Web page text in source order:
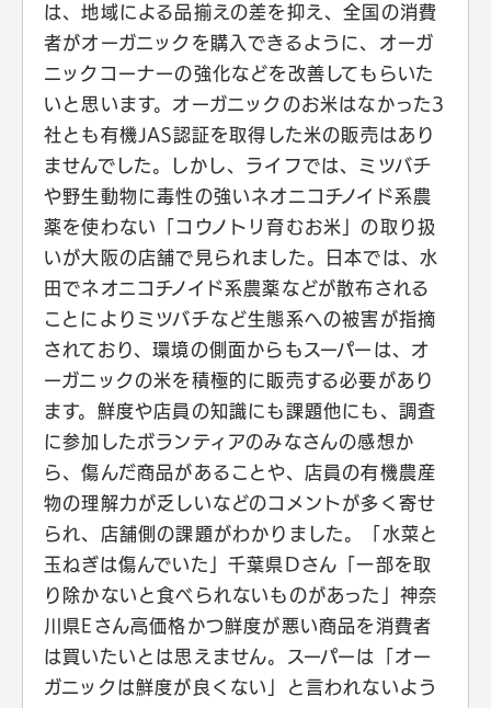
は、地域による品揃えの差を抑え、全国の消費
者がオーガニックを購入できるように、オーガ
ニックコーナーの強化などを改善してもらいた
いと思います。オーガニックのお米はなかった3
社とも有機JAS認証を取得した米の販売はあり
ませんでした。しかし、ライフでは、ミツバチ
や野生動物に毒性の強いネオニコチノイド系農
薬を使わない「コウノトリ育むお米」の取り扱
いが大阪の店舗で見られました。日本では、水
田でネオニコチノイド系農薬などが散布される
ことによりミツバチなど生態系への被害が指摘
されており、環境の側面からもスーパーは、オ
ーガニックの米を積極的に販売する必要があり
ます。鮮度や店員の知識にも課題他にも、調査
に参加したボランティアのみなさんの感想か
ら、傷んだ商品があることや、店員の有機農産
物の理解力が乏しいなどのコメントが多く寄せ
られ、店舗側の課題がわかりました。「水菜と
玉ねぎは傷んでいた」千葉県Dさん「一部を取
り除かないと食べられないものがあった」神奈
川県Eさん高価格かつ鮮度が悪い商品を消費者
は買いたいとは思えません。スーパーは「オー
ガニックは鮮度が良くない」と言われないよう